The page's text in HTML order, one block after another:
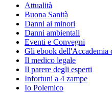
Attualità
Buona Sanità
Danni ai minori
Danni ambientali
Eventi e Convegni
Gli ebook dell'Accademia
Il medico legale
Il parere degli esperti
Infortuni a 4 zampe
Io Polemico